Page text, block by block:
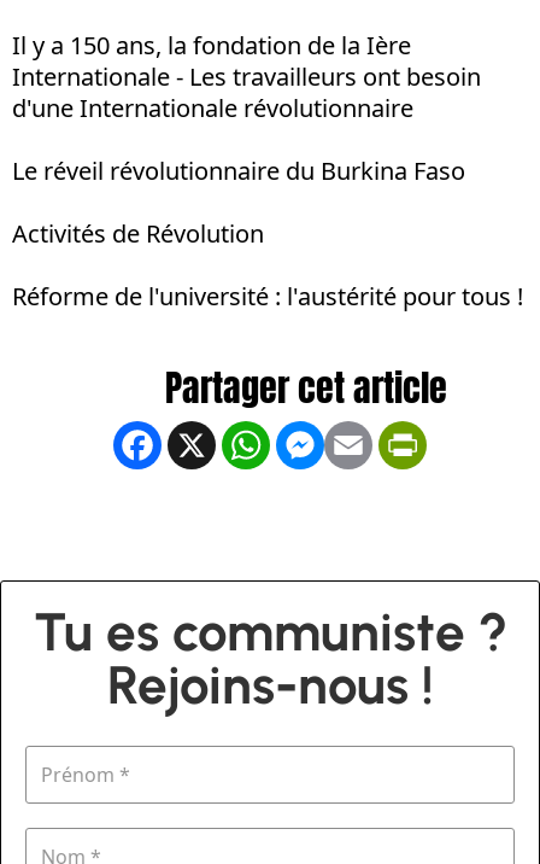
Il y a 150 ans, la fondation de la Ière
Internationale - Les travailleurs ont besoin
d'une Internationale révolutionnaire
Le réveil révolutionnaire du Burkina Faso
Activités de Révolution
Réforme de l'université : l'austérité pour tous !
Facebook
X WhatsApp
Messenger
Email
Tu es communiste ?
Rejoins-nous !